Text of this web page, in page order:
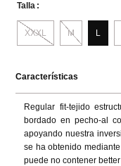
Talla
L
M
XXXL
Características
Regular fit-tejido
bordado en pecho-al
apoyando nuestra
se ha obtenido
puede no contener